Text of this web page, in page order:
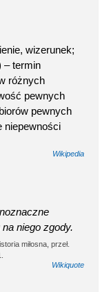
wizerunek;
– termin
różnych
pewnych
pewnych
niepewności
Wikipedia
niego zgody.
miłosna, przeł.
Wikiquote